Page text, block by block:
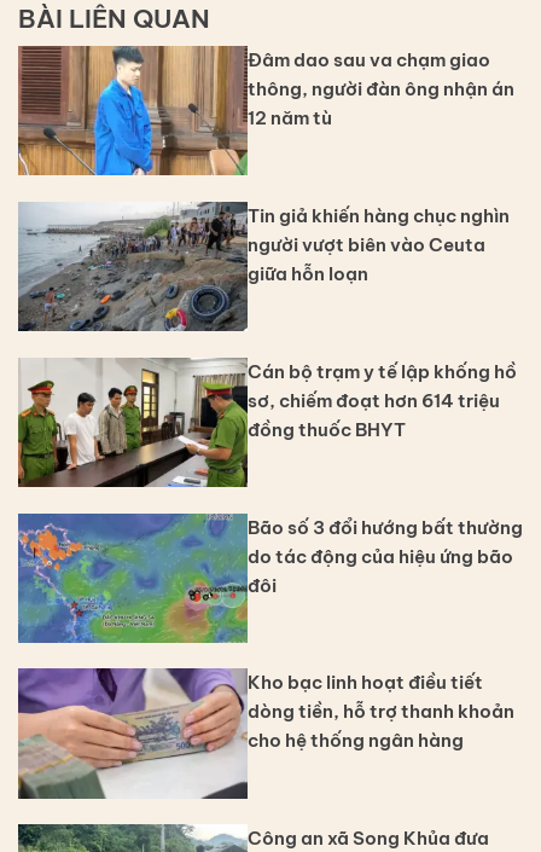
BÀI LIÊN QUAN
Đâm dao sau va chạm giao
thông, người đàn ông nhận án
12 năm tù
Tin giả khiến hàng chục nghìn
người vượt biên vào Ceuta
giữa hỗn loạn
Cán bộ trạm y tế lập khống hồ
sơ, chiếm đoạt hơn 614 triệu
đồng thuốc BHYT
Bão số 3 đổi hướng bất thường
do tác động của hiệu ứng bão
đôi
Kho bạc linh hoạt điều tiết
dòng tiền, hỗ trợ thanh khoản
cho hệ thống ngân hàng
Công an xã Song Khủa đưa